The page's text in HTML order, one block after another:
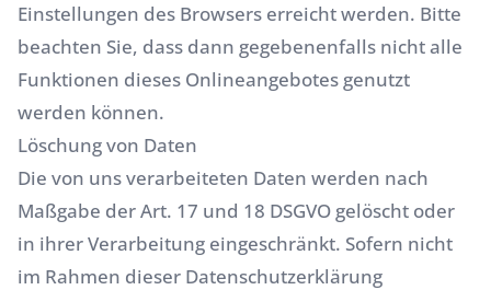
Einstellungen des Browsers erreicht werden. Bitte
beachten Sie, dass dann gegebenenfalls nicht alle
Funktionen dieses Onlineangebotes genutzt
werden können.
Löschung von Daten
Die von uns verarbeiteten Daten werden nach
Maßgabe der Art. 17 und 18 DSGVO gelöscht oder
in ihrer Verarbeitung eingeschränkt. Sofern nicht
im Rahmen dieser Datenschutzerklärung